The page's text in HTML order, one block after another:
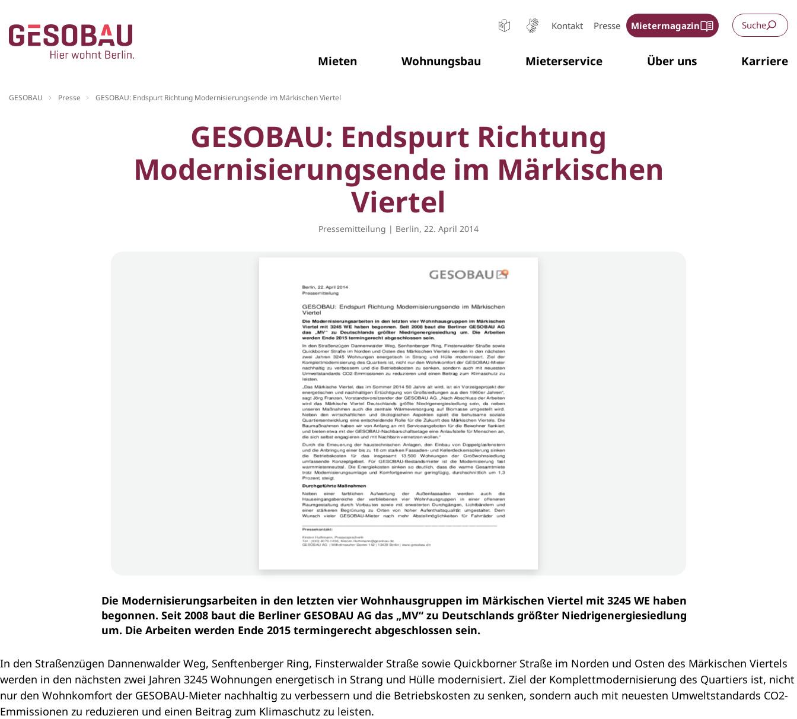
ZUM HAUPTINHALT SPRINGEN
Zur Startseite Kontakt Presse Mietermagazin Suche
Mieten Wohnungsbau Mieterservice Über uns Karriere
Sie befinden sich hier:
GESOBAU Presse GESOBAU: Endspurt Richtung Modernisierungsende im Märkischen Viertel
GESOBAU: Endspurt Richtung
Modernisierungsende im Märkischen
Viertel
Pressemitteilung | Berlin, 22. April 2014
Die Modernisierungsarbeiten in den letzten vier Wohnhausgruppen im Märkischen Viertel mit 3245 WE haben
begonnen. Seit 2008 baut die Berliner GESOBAU AG das „MV“ zu Deutschlands größter Niedrigenergiesiedlung
um. Die Arbeiten werden Ende 2015 termingerecht abgeschlossen sein.
In den Straßenzügen Dannenwalder Weg, Senftenberger Ring, Finsterwalder Straße sowie Quickborner Straße im Norden und Osten des Märkischen Viertels
werden in den nächsten zwei Jahren 3245 Wohnungen energetisch in Strang und Hülle modernisiert. Ziel der Komplettmodernisierung des Quartiers ist, nicht
nur den Wohnkomfort der GESOBAU-Mieter nachhaltig zu verbessern und die Betriebskosten zu senken, sondern auch mit neuesten Umweltstandards CO2-
Emmissionen zu reduzieren und einen Beitrag zum Klimaschutz zu leisten.